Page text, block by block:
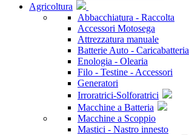
Agricoltura
Abbacchiatura - Raccolta
Accessori Motosega
Attrezzatura manuale
Batterie Auto - Caricabatteria
Enologia - Olearia
Filo - Testine - Accessori
Generatori
Irroratrici-Solforatrici
Macchine a Batteria
Macchine a Scoppio
Mastici - Nastro innesto